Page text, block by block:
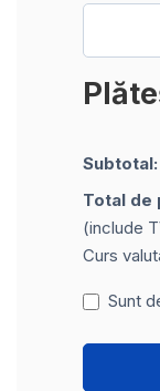
Subtotal:
Total de
(include
Curs
Sunt